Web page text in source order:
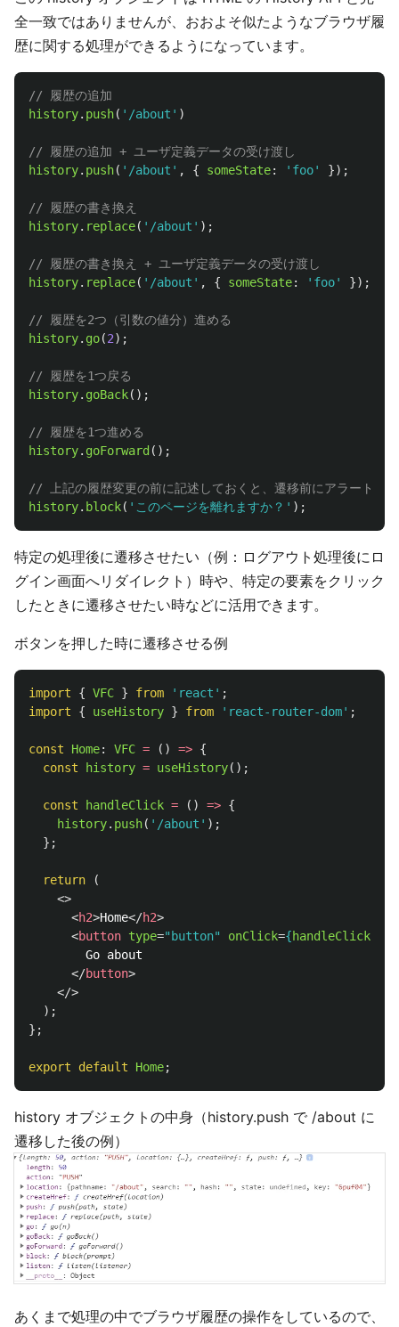
全一致ではありませんが、おおよそ似たようなブラウザ履
歴に関する処理ができるようになっています。
// 履歴の追加
history. push( ' /about ' )
// 履歴の追加 + ユーザ定義データの受け渡し
history. push( ' /about ' , { someState: ' foo' });
// 履歴の書き換え
history. replace( ' /about ' );
// 履歴の書き換え + ユーザ定義データの受け渡し
history. replace( ' /about ' , { someState: ' foo' });
// 履歴を2つ（引数の値分）進める
history. go(2);
// 履歴を1つ戻る
history. goBack();
// 履歴を1つ進める
history. goForward ();
// 上記の履歴変更の前に記述しておくと、遷移前にアラートを
history. block( ' このページを離れますか？ ' );
特定の処理後に遷移させたい（例：ログアウト処理後にロ
グイン画面へリダイレクト）時や、特定の要素をクリック
したときに遷移させたい時などに活用できます。
ボタンを押した時に遷移させる例
import { VFC } from ' react ' ;
import
{ useHistory } from ' react-router-dom' ;
const Home: VFC = () => {
const
history = useHistory();
const handleClick = () => {
history. push( ' /about ' );
};
return
(
<>
<h2>Home</h2>
<button type="button" onClick={handleClick
        Go about
</button>
</>
);
};
export default Home;
history オブジェクトの中身（history.push で /about に
遷移した後の例）
あくまで処理の中でブラウザ履歴の操作をしているので、